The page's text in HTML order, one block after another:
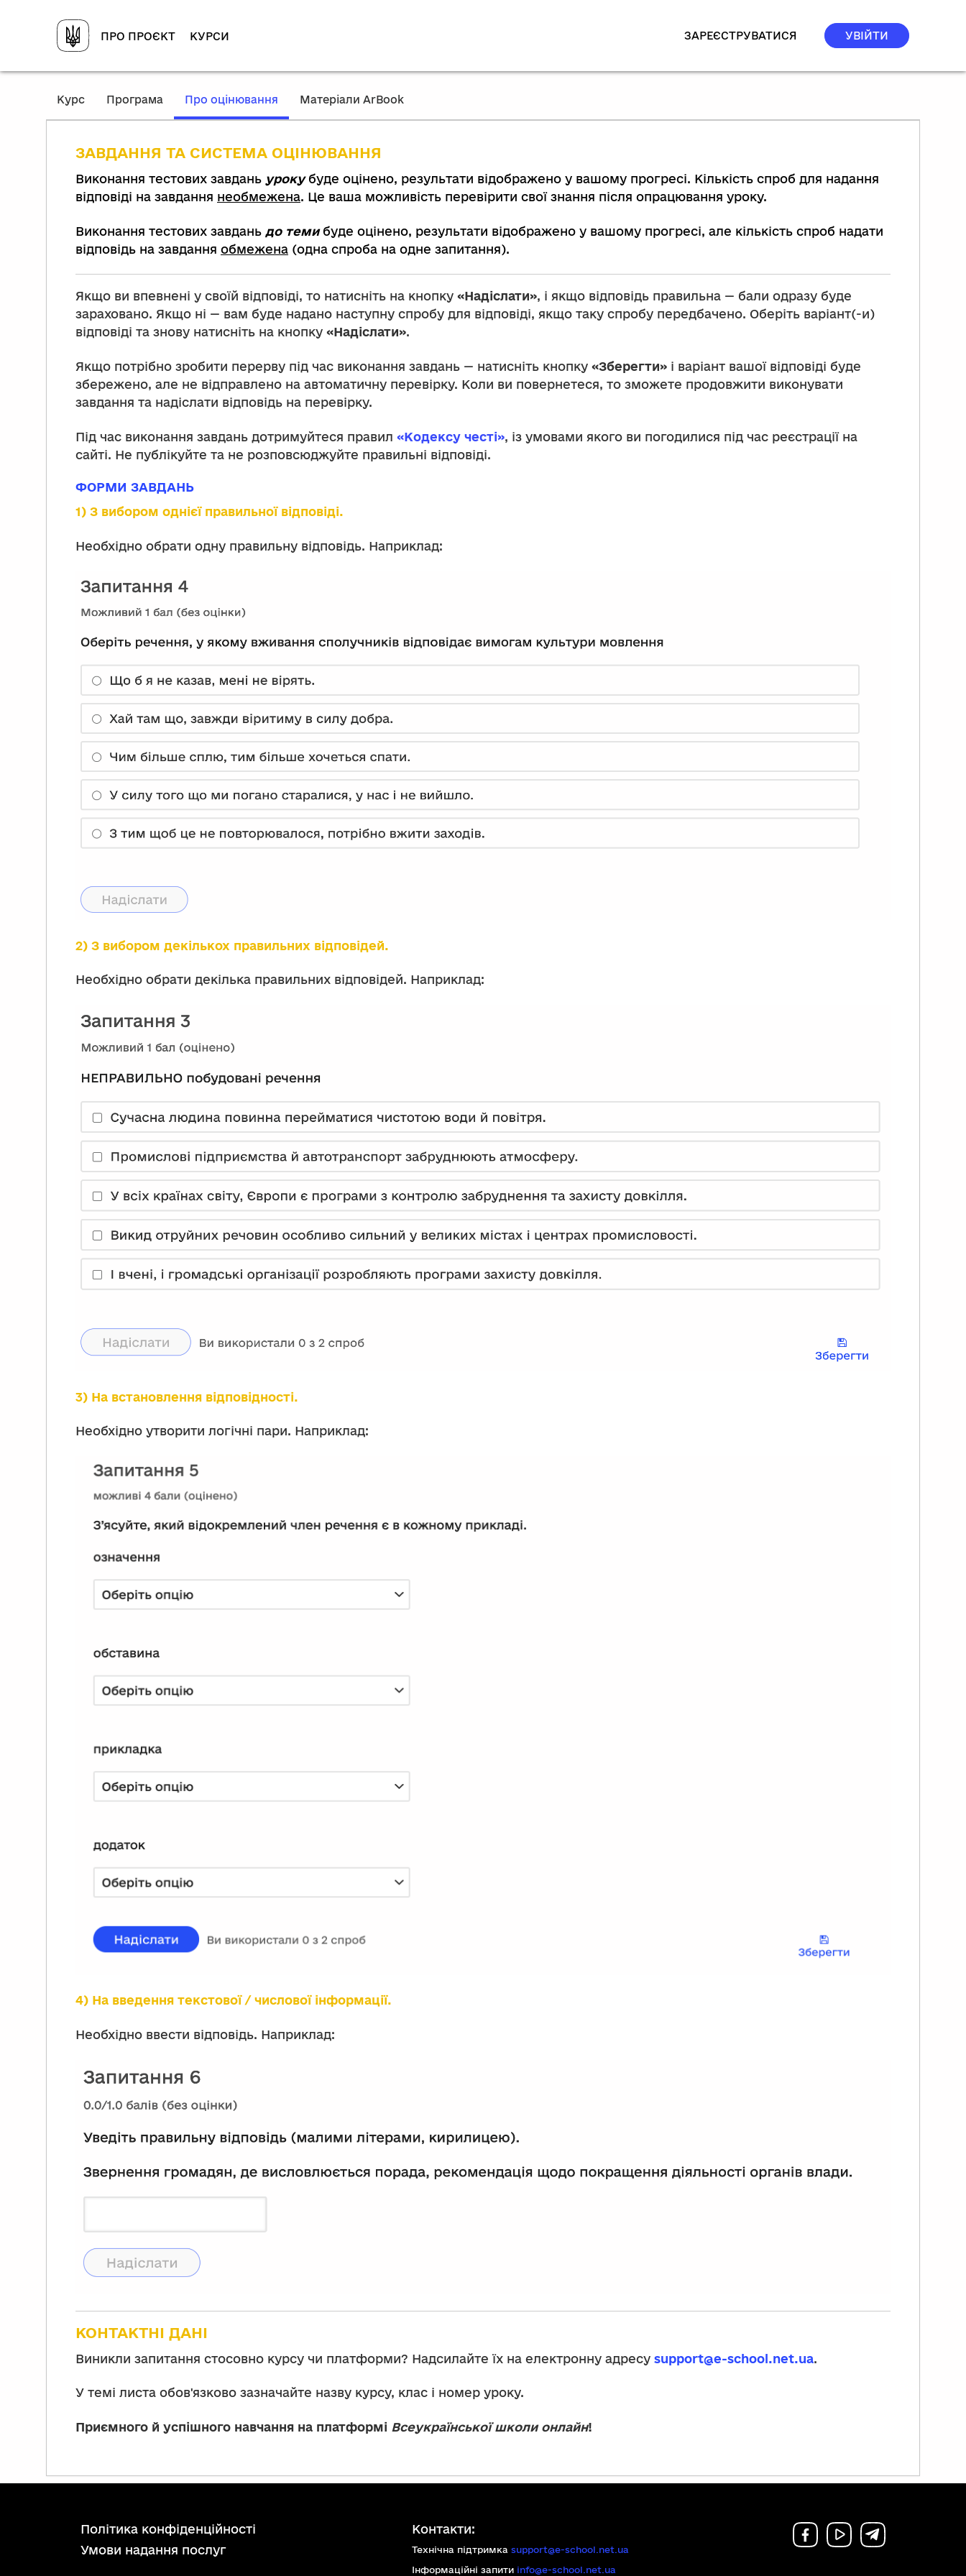
ПРО ПРОЄКТ КУРСИ ЗАРЕЄСТРУВАТИСЯ УВІЙТИ
Курс Програма Про оцінювання Матеріали ArBook
ЗАВДАННЯ ТА СИСТЕМА ОЦІНЮВАННЯ
Виконання тестових завдань урокубуде оцінено, результати відображено у вашому прогресі. Кількість спроб для надання
відповіді на завдання необмежена. Це ваша можливість перевірити свої знання після опрацювання уроку.
Виконання тестових завдань до темибуде оцінено, результати відображено у вашому прогресі, але кількість спроб надати
відповідь на завдання обмежена (одна спроба на одне запитання).
Якщо ви впевнені у своїй відповіді, то натисніть на кнопку «Надіслати», і якщо відповідь правильна — бали одразу буде
зараховано. Якщо ні — вам буде надано наступну спробу для відповіді, якщо таку спробу передбачено. Оберіть варіант(-и)
відповіді та знову натисніть на кнопку «Надіслати».
Якщо потрібно зробити перерву під час виконання завдань — натисніть кнопку «Зберегти» і варіант вашої відповіді буде
збережено, але не відправлено на автоматичну перевірку. Коли ви повернетеся, то зможете продовжити виконувати
завдання та надіслати відповідь на перевірку.
Під час виконання завдань дотримуйтеся правил «Кодексу честі», із умовами якого ви погодилися під час реєстрації на
сайті. Не публікуйте та не розповсюджуйте правильні відповіді.
ФОРМИ ЗАВДАНЬ
1) З вибором однієї правильної відповіді.
Необхідно обрати одну правильну відповідь. Наприклад:
2) З вибором декількох правильних відповідей.
Необхідно обрати декілька правильних відповідей. Наприклад:
3) На встановлення відповідності.
Необхідно утворити логічні пари. Наприклад:
4) На введення текстової / числової інформації.
Необхідно ввести відповідь. Наприклад:
КОНТАКТНІ ДАНІ
Виникли запитання стосовно курсу чи платформи? Надсилайте їх на електронну адресу support@e-school.net.ua.
У темі листа обов'язково зазначайте назву курсу, клас і номер уроку.
Приємного й успішного навчання на платформі Всеукраїнської школи онлайн!
політика конфіденційності
умови надання послуг
Контакти:
Технічна підтримка support@e-school.net.ua
Інформаційні запити info@e-school.net.ua